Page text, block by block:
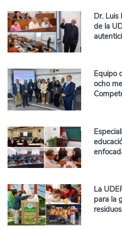
Dr. Luis
de la
Equipo
ocho
La
para la